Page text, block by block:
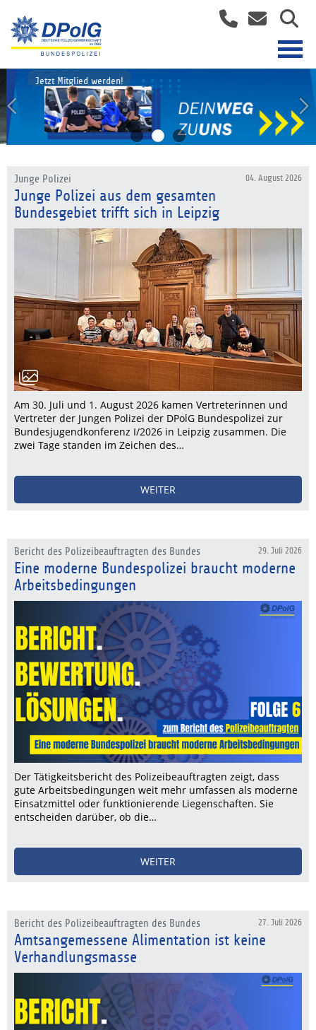
Jetzt Mitglied werden!
04. August 2026
Junge Polizei
Junge Polizei aus dem gesamten
Bundesgebiet trifft sich in Leipzig
Am 30. Juli und 1. August 2026 kamen Vertreterinnen und
Vertreter der Jungen Polizei der DPolG Bundespolizei zur
Bundesjugendkonferenz I/2026 in Leipzig zusammen. Die
zwei Tage standen im Zeichen des…
WEITER
29. Juli 2026
Bericht des Polizeibeauftragten des Bundes
Eine moderne Bundespolizei braucht moderne
Arbeitsbedingungen
Der Tätigkeitsbericht des Polizeibeauftragten zeigt, dass
gute Arbeitsbedingungen weit mehr umfassen als moderne
Einsatzmittel oder funktionierende Liegenschaften. Sie
entscheiden darüber, ob die…
WEITER
27. Juli 2026
Bericht des Polizeibeauftragten des Bundes
Amtsangemessene Alimentation ist keine
Verhandlungsmasse